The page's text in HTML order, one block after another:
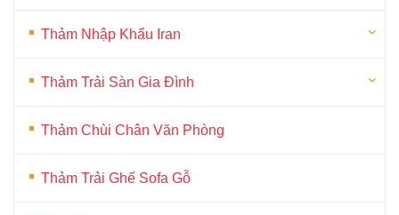
Thảm Nhập Khẩu Iran
Thảm Trải Sàn Gia Đình
Thảm Chùi Chân Văn Phòng
Thảm Trải Ghế Sofa Gỗ